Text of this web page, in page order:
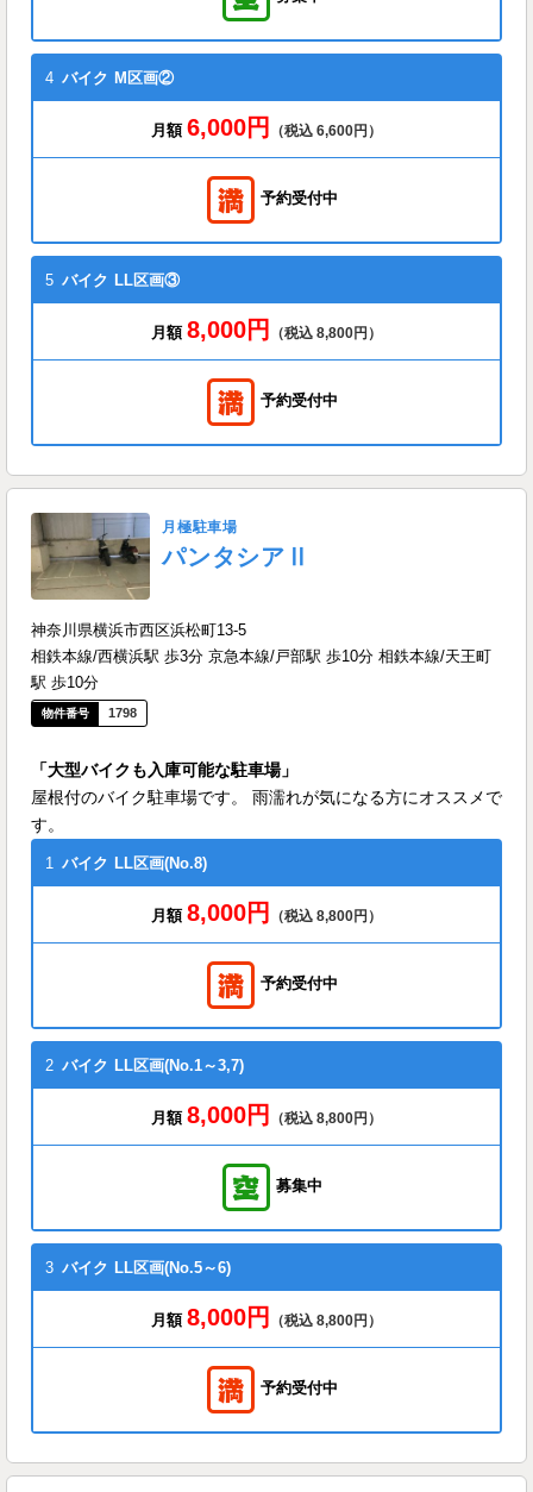
4 バイク M区画②
月額 6,000円 （税込 6,600円）
予約受付中
5 バイク LL区画③
月額 8,000円 （税込 8,800円）
予約受付中
月極駐車場
パンタシアⅡ
神奈川県横浜市西区浜松町13-5
相鉄本線/西横浜駅 歩3分 京急本線/戸部駅 歩10分 相鉄本線/天王町
駅 歩10分
1798
「大型バイクも入庫可能な駐車場」
屋根付のバイク駐車場です。 雨濡れが気になる方にオススメで
す。
1 バイク LL区画(No.8)
月額 8,000円 （税込 8,800円）
予約受付中
2 バイク LL区画(No.1～3,7)
月額 8,000円 （税込 8,800円）
募集中
3 バイク LL区画(No.5～6)
月額 8,000円 （税込 8,800円）
予約受付中